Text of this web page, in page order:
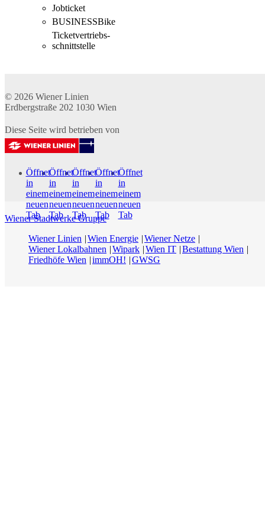
Jobticket
BUSINESSBike
Ticketvertriebs­
schnittstelle
© 2026 Wiener Linien
Erdbergstraße 202 1030 Wien
Diese Seite wird betrieben von
Öffnet
in
einem
neuen
Tab
Öffnet
in
einem
neuen
Tab
Öffnet
in
einem
neuen
Tab
Öffnet
in
einem
neuen
Tab
Öffnet
in
einem
neuen
Tab
Wiener Stadtwerke Gruppe
Wiener Linien Wien Energie Wiener Netze
Wiener Lokalbahnen Wipark Wien IT Bestattung Wien
Friedhöfe Wien immOH! GWSG